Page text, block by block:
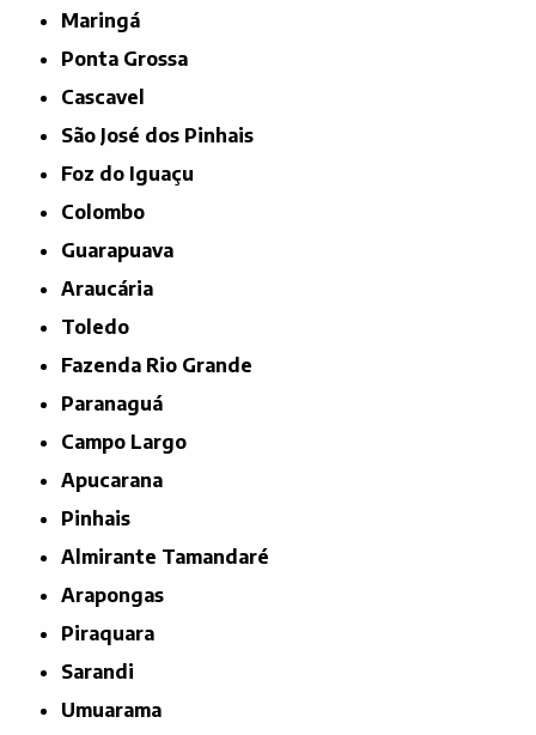
Maringá
Ponta Grossa
Cascavel
São José dos Pinhais
Foz do Iguaçu
Colombo
Guarapuava
Araucária
Toledo
Fazenda Rio Grande
Paranaguá
Campo Largo
Apucarana
Pinhais
Almirante Tamandaré
Arapongas
Piraquara
Sarandi
Umuarama